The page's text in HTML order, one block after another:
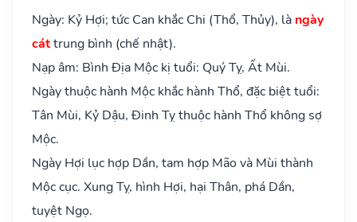
Ngày: Kỷ Hợi; tức Can khắc Chi (Thổ, Thủy), là ngày
cáttrung bình (chế nhật).
Nạp âm: Bình Địa Mộc kị tuổi: Quý Tỵ, Ất Mùi.
Ngày thuộc hành Mộc khắc hành Thổ, đặc biệt tuổi:
Tân Mùi, Kỷ Dậu, Đinh Tỵ thuộc hành Thổ không sợ
Mộc.
Ngày Hợi lục hợp Dần, tam hợp Mão và Mùi thành
Mộc cục. Xung Tỵ, hình Hợi, hại Thân, phá Dần,
tuyệt Ngọ.